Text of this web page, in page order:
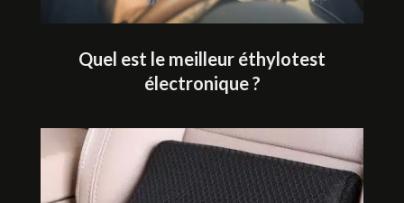
Quel est le meilleur éthylotest
électronique ?